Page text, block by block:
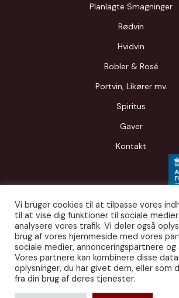
Planlagte Smagninger
Rødvin
Hvidvin
Bobler & Rosé
Portvin, Likører mv.
Spiritus
Gaver
Kontakt
© 2026 Smag Først. Udgivet af
Vi bruger cookies til at tilpasse vores
til at vise dig funktioner til sociale
analysere vores trafik. Vi deler også
brug af vores hjemmeside med vores
sociale medier, annonceringspartnere
Vores partnere kan kombinere disse
oplysninger, du har givet dem, eller som
fra din brug af deres tjenester.